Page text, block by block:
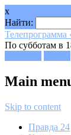
x
Найти:
Телепрограмма
По субботам в
Main
Skip to content
Правда 24